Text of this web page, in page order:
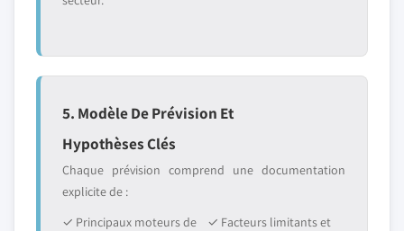
5. Modèle De Prévision Et
Hypothèses Clés
Chaque prévision comprend une documentation
explicite de :
✓ Principaux moteurs de
✓ Facteurs limitants et